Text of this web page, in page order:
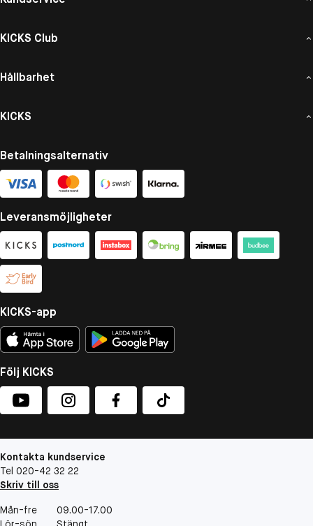
KICKS Club
Hållbarhet
KICKS
Betalningsalternativ
Leveransmöjligheter
KICKS-app
Följ KICKS
Kontakta kundservice
Tel 020-42 32 22
Skriv till oss
Mån-fre
09.00-17.00